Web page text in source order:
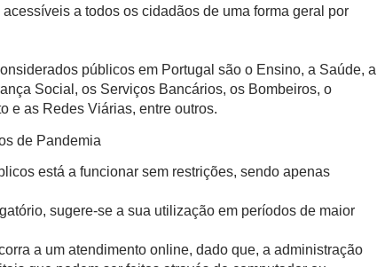
a todos os cidadãos de uma forma geral por
públicos em Portugal são o Ensino, a Saúde, a
Social, os Serviços Bancários, os Bombeiros, o
e as Redes Viárias, entre outros.
de Pandemia
está a funcionar sem restrições, sendo apenas
sugere-se a sua utilização em períodos de maior
a um atendimento online, dado que, a administração